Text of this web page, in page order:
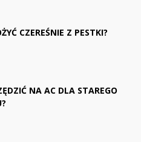
CZEREŚNIE Z PESTKI?
NA AC DLA STAREGO